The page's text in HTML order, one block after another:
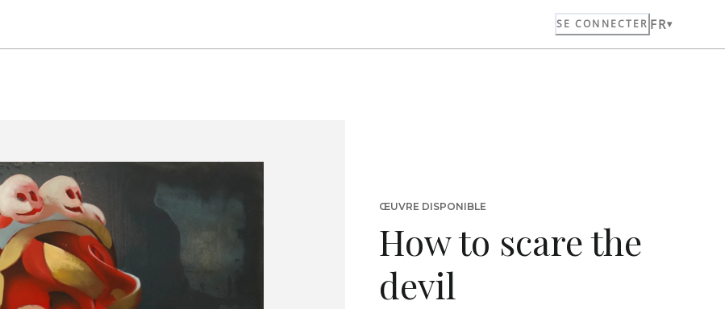
SE CONNECTER FR
ŒUVRE DISPONIBLE
How to scare the
devil